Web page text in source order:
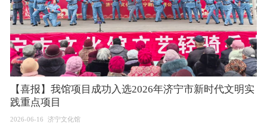
【喜报】我馆项目成功入选2026年济宁市新时代文明实
践重点项目
2026-06-16 济宁文化馆